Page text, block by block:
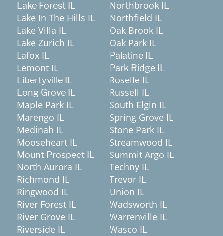
Lake Forest IL
Lake In The Hills IL
Lake Villa IL
Lake Zurich IL
Lafox IL
Lemont IL
Libertyville IL
Long Grove IL
Maple Park IL
Marengo IL
Medinah IL
Mooseheart IL
Mount Prospect IL
North Aurora IL
Richmond IL
Ringwood IL
River Forest IL
River Grove IL
Riverside IL
Northbrook IL
Northfield IL
Oak Brook IL
Oak Park IL
Palatine IL
Park Ridge IL
Roselle IL
Russell IL
South Elgin IL
Spring Grove IL
Stone Park IL
Streamwood IL
Summit Argo IL
Techny IL
Trevor IL
Union IL
Wadsworth IL
Warrenville IL
Wasco IL